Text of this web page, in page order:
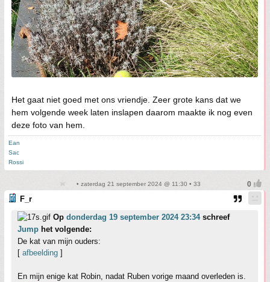
Het gaat niet goed met ons vriendje. Zeer grote kans dat we
hem volgende week laten inslapen daarom maakte ik nog even
deze foto van hem.
Ean
Sac
Rossi
• zaterdag 21 september 2024 @ 11:30 • 33
F_r
Op donderdag 19 september 2024 23:34schreef
Jump het volgende:
De kat van mijn ouders:
[ afbeelding ]
En mijn enige kat Robin, nadat Ruben vorige maand overleden is.